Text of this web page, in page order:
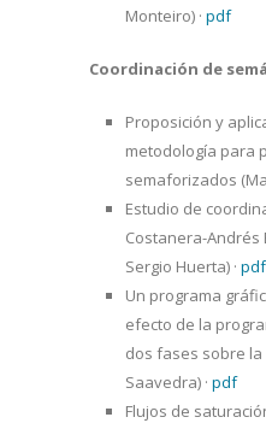
Monteiro) · pdf
Coordinación de
Proposición y
metodología para
semaforizados
Estudio de
Costanera-Andrés
Sergio Huerta) · pdf
Un programa
efecto de la
dos fases sobre
Saavedra) · pdf
Flujos de